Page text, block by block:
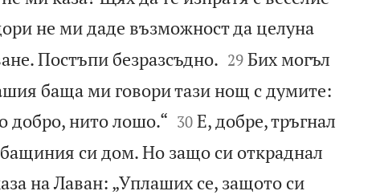
не ми даде възможност да целуна
Постъпи безразсъдно.
29 Бих могъл
баща ми говори тази нощ с думите:
добро, нито лошо.“
30 Е, добре, тръгнал
си дом. Но защо си откраднал
на Лаван: „Уплаших се, защото си